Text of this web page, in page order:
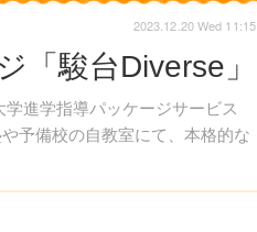
「駿台Diverse」
進学指導パッケージサービス
予備校の自教室にて、本格的な
2023.12.20 Wed 11:15